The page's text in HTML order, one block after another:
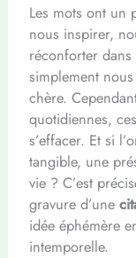
Les mots ont un
nous inspirer,
réconforter
simplement
chère.
quotidiennes,
s’effacer. Et si
tangible, une
vie ? C’est
gravure d’une
idée éphémère
intemporelle.